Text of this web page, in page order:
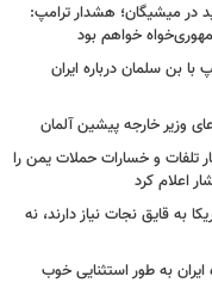
در میشیگان؛ هشدار ترامپ:
خواهم بود
بن سلمان درباره ایران
وزیر خارجه پیشین آلمان
تلفات و خسارات حملات یمن را
اعلام کرد
به قایق نجات نیاز دارند، نه
به طور استثنایی خوب